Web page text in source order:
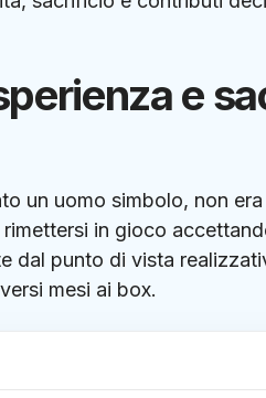
e
un uomo simbolo, non
in gioco
dal punto di vista
mesi ai box.